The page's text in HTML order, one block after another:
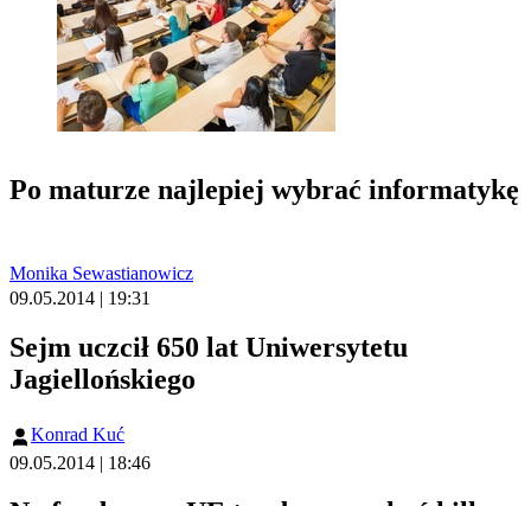
Po maturze najlepiej wybrać informatykę
Monika Sewastianowicz
09.05.2014 | 19:31
Sejm uczcił 650 lat Uniwersytetu
Jagiellońskiego
Konrad Kuć
09.05.2014 | 18:46